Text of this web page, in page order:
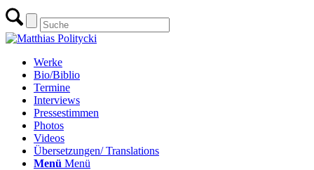
Werke
Bio/Biblio
Termine
Interviews
Pressestimmen
Photos
Videos
Übersetzungen/ Translations
Menü Menü